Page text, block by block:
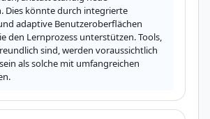
Dies könnte durch integrierte
adaptive Benutzeroberflächen
den Lernprozess unterstützen. Tools,
sind, werden voraussichtlich
als solche mit umfangreichen